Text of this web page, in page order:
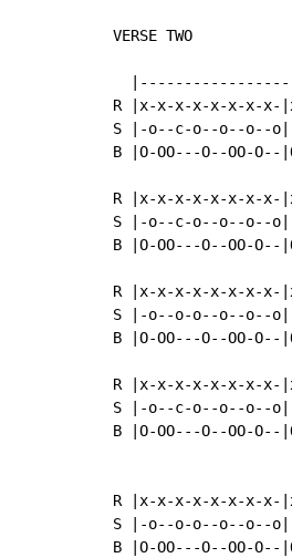
VERSE TWO
R |x-x-x-x-x-x-x-x-
S |-o--c-o--o--o--
B |O-OO---O--OO-O--
R |x-x-x-x-x-x-x-x-
S |-o--c-o--o--o--
B |O-OO---O--OO-O--
R |x-x-x-x-x-x-x-x-
S |-o--o-o--o--o--
B |O-OO---O--OO-O--
R |x-x-x-x-x-x-x-x-
S |-o--c-o--o--o--
B |O-OO---O--OO-O--
R |x-x-x-x-x-x-x-x-
S |-o--o-o--o--o--
B |O-OO---O--OO-O--